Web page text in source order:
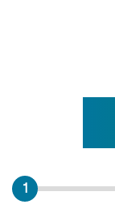
(Aisne)
1